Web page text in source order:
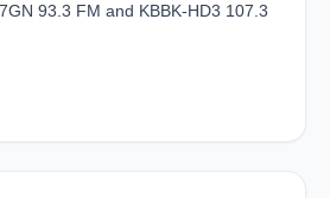
93.3 FM and KBBK-HD3 107.3